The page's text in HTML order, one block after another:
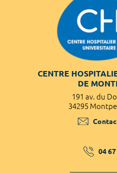
CENTRE
DE
191 av. du
34295
04